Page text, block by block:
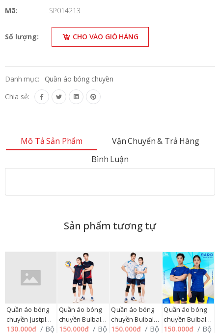
Mã: SP014213
Số lượng: CHO VÀO GIỎ HÀNG
Danh mục:
Quần áo bóng chuyền
Chia sẻ:
Mô Tả Sản Phẩm
Vận Chuyển & Trả Hàng
Bình Luận
Sản phẩm tương tự
Quần áo bóng
chuyền Justplay
VOLLY 3,
130.000đ / Bộ
Quần áo bóng
chuyền Bulbal
BIOVOL BC05
150.000đ / Bộ
Quần áo bóng
chuyền Bulbal
BIOVOL BC05
150.000đ / Bộ
Quần áo bóng
chuyền Bulbal
BARO BC06
150.000đ / Bộ